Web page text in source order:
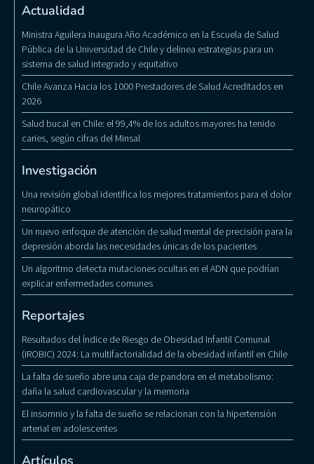
Actualidad
Ministra Aguilera Inaugura Año Académico en la Escuela de Salud
Pública de la Universidad de Chile y delinea estrategias para un
sistema de salud integrado y equitativo
Chile Avanza Hacia los 1000 Prestadores de Salud Acreditados en
2026
Salud bucal en Chile: el 99,4% de los adultos mayores ha tenido
caries, según cifras del Minsal
Investigación
Una revisión global identifica los mejores tratamientos para el dolor
neuropático
Un nuevo enfoque de atención de salud mental de precisión para la
depresión aborda las necesidades únicas de los pacientes
Un algoritmo detecta mutaciones ocultas en el ADN que podrían
explicar enfermedades comunes
Reportajes
Resultados del Índice de Riesgo de Obesidad Infantil Comunal
(IROBIC) 2024: La multifactorialidad de la obesidad infantil en Chile
La falta de sueño abre una caja de pandora en el metabolismo:
daña la salud cardiovascular y la memoria
El insomnio y la falta de sueño se relacionan con la hipertensión
arterial en adolescentes
Artículos